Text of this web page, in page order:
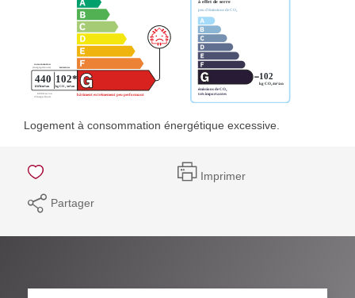
Logement à consommation énergétique excessive.
Imprimer
Partager